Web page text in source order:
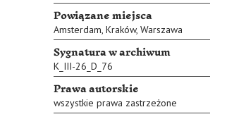
Powiązane miejsca
Amsterdam, Kraków, Warszawa
Sygnatura w archiwum
K_III-26_D_76
Prawa autorskie
wszystkie prawa zastrzeżone